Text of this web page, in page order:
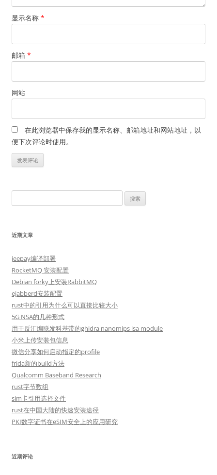
显示名称 *
邮箱 *
网站
在此浏览器中保存我的显示名称、邮箱地址和网站地址，以
便下次评论时使用。
索：
近期文章
jeepay编译部署
RocketMQ 安装配置
Debian forky上安装RabbitMQ
ejabberd安装配置
rust中的引用为什么可以直接比较大小
5G NSA的几种形式
用于反汇编联发科基带的ghidra nanomips isa module
小米上传安装包信息
微信分享如何启动指定的profile
frida新的build方法
Qualcomm Baseband Research
rust字节数组
sim卡引用选择文件
rust在中国大陆的快速安装途径
PKI数字证书在eSIM安全上的应用研究
近期评论